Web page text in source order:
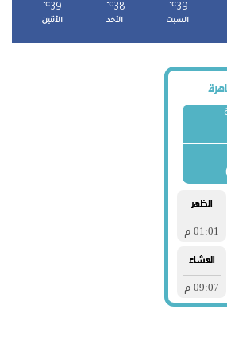
39
℃
السبت
38
℃
الأحد
39
℃
الأثنين